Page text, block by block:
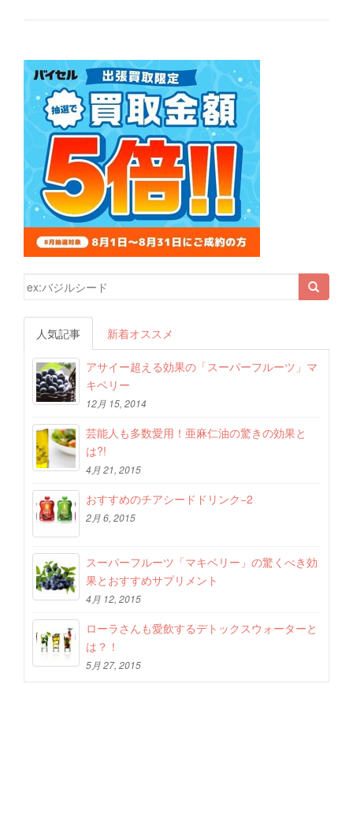
検索結果:
人気記事 新着オススメ
アサイー超える効果の「スーパーフルーツ」マ
キベリー
12月 15, 2014
芸能人も多数愛用！亜麻仁油の驚きの効果と
は?!
4月 21, 2015
おすすめのチアシードドリンク−2
2月 6, 2015
スーパーフルーツ「マキベリー」の驚くべき効
果とおすすめサプリメント
4月 12, 2015
ローラさんも愛飲するデトックスウォーターと
は？！
5月 27, 2015